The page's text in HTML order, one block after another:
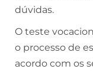
dúvidas.
O teste
o processo de
acordo com os